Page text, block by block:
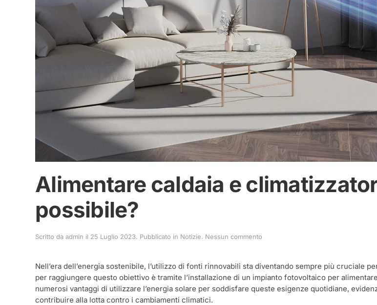
Alimentare caldaia e
possibile?
Scritto da admin il 25 Luglio 2023. Pubblicato in Notizie. Nessun commento
climatizzatore
col
fotovoltaico.
Nell’era dell’energia sostenibile, l’utilizzo di fonti rinnovabili sta diventando sempre più cruciale
per raggiungere questo obiettivo è tramite l’installazione di un impianto fotovoltaico per
numerosi vantaggi di utilizzare l’energia solare per soddisfare queste esigenze quotidiane,
contribuire alla lotta contro i cambiamenti climatici.